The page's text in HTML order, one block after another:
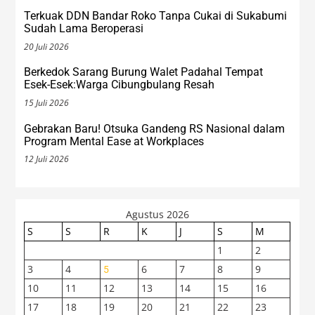
Terkuak DDN Bandar Roko Tanpa Cukai di Sukabumi
Sudah Lama Beroperasi
20 Juli 2026
Berkedok Sarang Burung Walet Padahal Tempat
Esek-Esek:Warga Cibungbulang Resah
15 Juli 2026
Gebrakan Baru! Otsuka Gandeng RS Nasional dalam
Program Mental Ease at Workplaces
12 Juli 2026
Agustus 2026
S
S R K J S
M
1
2
3
4 5 6 7 8
9
10
11 12 13 14 15
16
17
18 19 20 21 22
23